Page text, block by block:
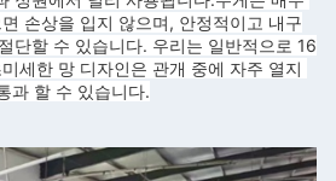
손상을 입지 않으며, 안정적이고 내구
단할 수 있습니다. 우리는 일반적으로 16
세한 망 디자인은 관개 중에 자주 열지
과 할 수 있습니다.